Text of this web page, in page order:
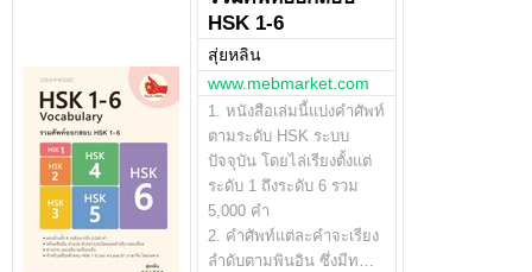
HSK 1-6
สุ่ยหลิน
www.mebmarket.com
1. หนังสือเล่มนี้แบ่งคำศัพท์
ตามระดับ HSK ระบบ
ปัจจุบัน โดยไล่เรียงตั้งแต่
ระดับ 1 ถึงระดับ 6 รวม
5,000 คำ
2. คำศัพท์แต่ละคำจะเรียง
ลำดับตามพินอิน ซึ่งมีท…